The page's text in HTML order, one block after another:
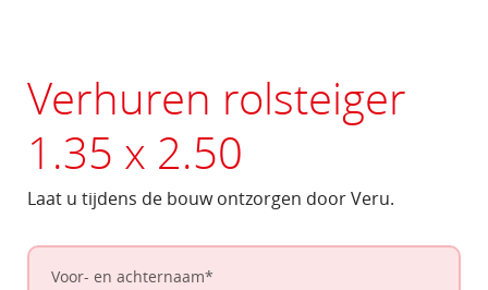
Verhuren rolsteiger
1.35 x 2.50
Laat u tijdens de bouw ontzorgen door Veru.